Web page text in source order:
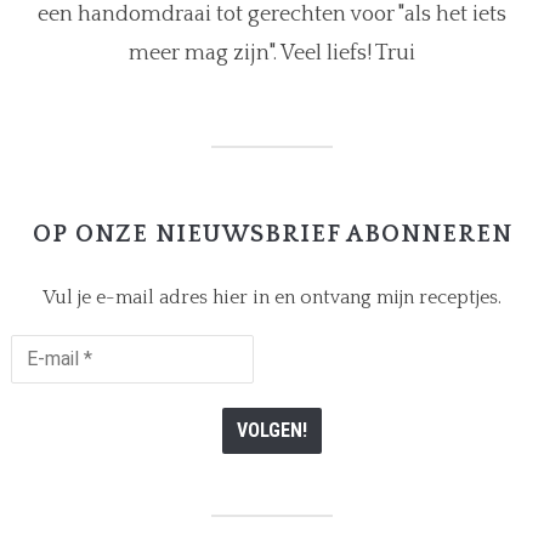
een handomdraai tot gerechten voor "als het iets
meer mag zijn". Veel liefs! Trui
OP ONZE NIEUWSBRIEF ABONNEREN
Vul je e-mail adres hier in en ontvang mijn receptjes.
E-